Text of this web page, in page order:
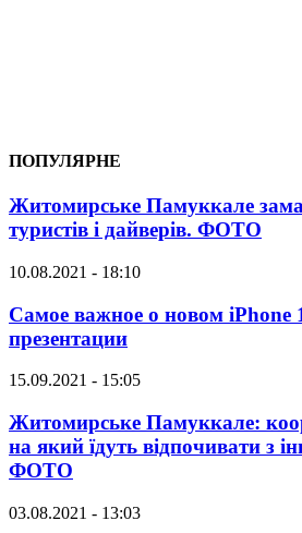
ПОПУЛЯРНЕ
Житомирське Памуккале
туристів і дайверів. ФОТО
10.08.2021 - 18:10
Самое важное о новом iPhone
презентации
15.09.2021 - 15:05
Житомирське Памуккале:
на який їдуть відпочивати з
ФОТО
03.08.2021 - 13:03